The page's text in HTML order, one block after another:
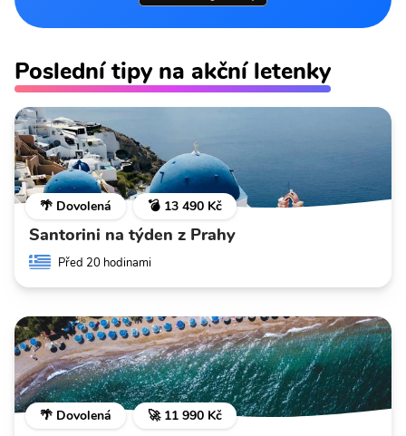
Poslední tipy na akční letenky
🌴 Dovolená 💣 13 490 Kč
Santorini na týden z Prahy
Před 20 hodinami
🌴 Dovolená 🚀 11 990 Kč